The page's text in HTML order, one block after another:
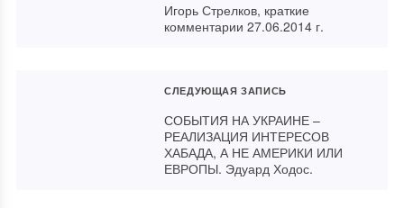
Игорь Стрелков, краткие
комментарии 27.06.2014 г.
СЛЕДУЮЩАЯ ЗАПИСЬ
СОБЫТИЯ НА УКРАИНЕ –
РЕАЛИЗАЦИЯ ИНТЕРЕСОВ
ХАБАДА, А НЕ АМЕРИКИ ИЛИ
ЕВРОПЫ. Эдуард Ходос.